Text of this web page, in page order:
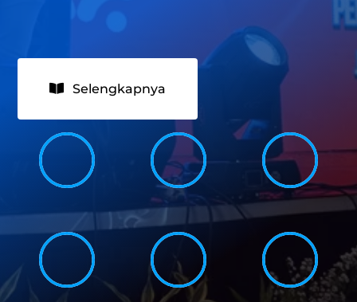
Selengkapnya